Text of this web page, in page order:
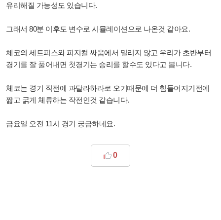
유리해질 가능성도 있습니다.
그래서 80분 이후도 변수로 시뮬레이션으로 나온것 같아요.
체코의 세트피스와 피지컬 싸움에서 밀리지 않고 우리가 초반부터
경기를 잘 풀어내면 첫경기는 승리를 할수도 있다고 봅니다.
체코는 경기 직전에 과달라하라로 오기때문에 더 힘들어지기전에
짧고 굵게 체류하는 작전인것 같습니다.
금요일 오전 11시 경기 궁금하네요.
0